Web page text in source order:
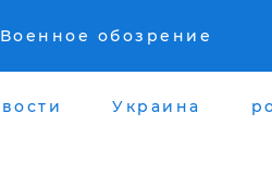
Военное обозрение
Украина